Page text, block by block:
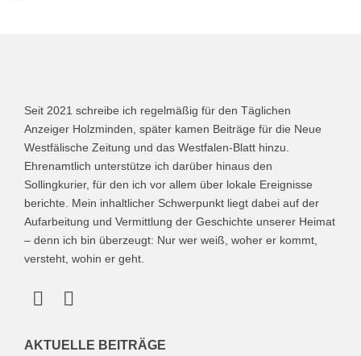
Seit 2021 schreibe ich regelmäßig für den Täglichen
Anzeiger Holzminden, später kamen Beiträge für die Neue
Westfälische Zeitung und das Westfalen-Blatt hinzu.
Ehrenamtlich unterstütze ich darüber hinaus den
Sollingkurier, für den ich vor allem über lokale Ereignisse
berichte. Mein inhaltlicher Schwerpunkt liegt dabei auf der
Aufarbeitung und Vermittlung der Geschichte unserer Heimat
– denn ich bin überzeugt: Nur wer weiß, woher er kommt,
versteht, wohin er geht.
AKTUELLE BEITRÄGE